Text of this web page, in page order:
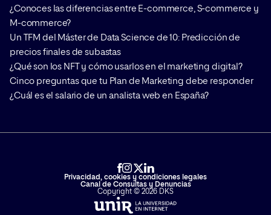
¿Conoces las diferencias entre E-commerce, S-commerce y
M-commerce?
Un TFM del Máster de Data Science de 10: Predicción de
precios finales de subastas
¿Qué son los NFT y cómo usarlos en el marketing digital?
Cinco preguntas que tu Plan de Marketing debe responder
¿Cuál es el salario de un analista web en España?
Privacidad, cookies y condiciones legales
Canal de Consultas y Denuncias
Copyright © 2026 DKS